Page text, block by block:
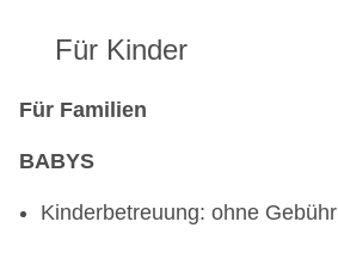
Für Kinder
Für Familien
BABYS
Kinderbetreuung: ohne Gebühr